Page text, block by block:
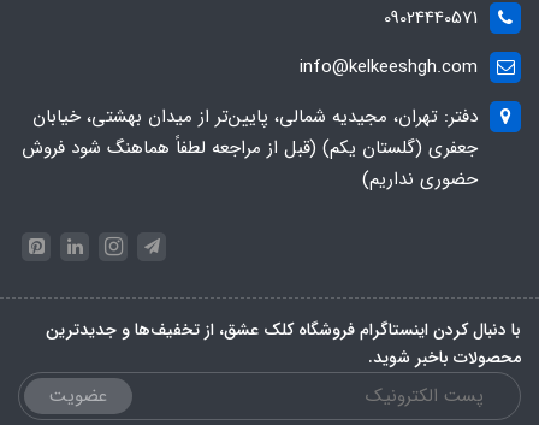
09024440571
info@kelkeeshgh.com
دفتر: تهران، مجیدیه شمالی، پایین‌تر از میدان بهشتی، خیابان
جعفری (گلستان یکم) (قبل از مراجعه لطفاً هماهنگ شود فروش
حضوری نداریم)
با دنبال کردن اینستاگرام فروشگاه کلک عشق، از تخفیف‌ها و جدیدترین‌
محصولات باخبر شوید.
عضویت